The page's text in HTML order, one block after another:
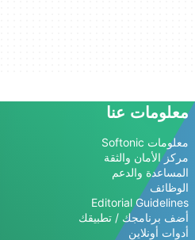
معلومات عنا
معلومات Softonic
مركز الأمان والثقة
المساعدة والدعم
الوظائف
Editorial Guidelines
أضف برنامجك / تطبيقك
أدوات أونلاين